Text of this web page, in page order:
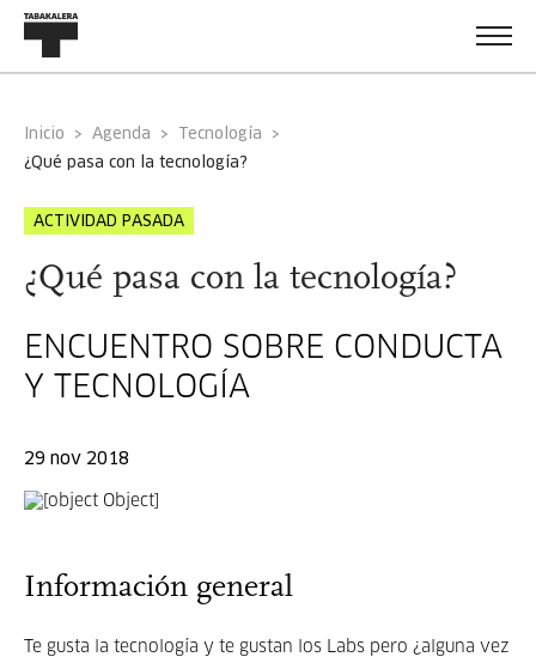
Inicio Agenda
Tecnología
¿qué pasa con la tecnología?
ACTIVIDAD PASADA
¿Qué pasa con la tecnología?
ENCUENTRO SOBRE CONDUCTA
Y TECNOLOGÍA
29 nov 2018
Información general
Te gusta la tecnología y te gustan los Labs pero ¿alguna vez